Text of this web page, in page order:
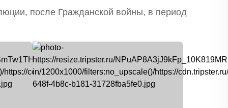
после Гражданской войны, в период